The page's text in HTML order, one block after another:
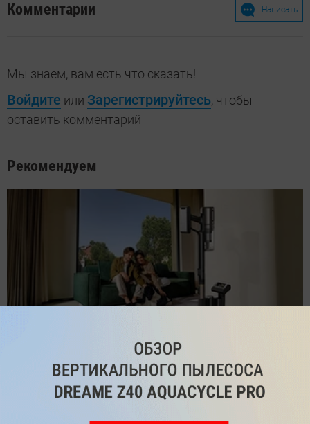
Комментарии Написать
Мы знаем, вам есть что сказать!
Войдите или Зарегистрируйтесь, чтобы
оставить комментарий
Рекомендуем
Обзор вертикального пылесоса Dreame Z40 AquaCycle